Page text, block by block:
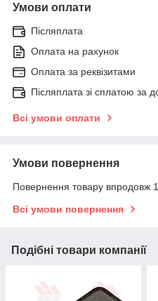
Умови оплати
Післяплата
Оплата на рахунок
Оплата за реквізитами
Післяплата зі сплатою за
Всі умови оплати
Умови повернення
Повернення товару впродовж
Всі умови повернення
Подібні товари компанії